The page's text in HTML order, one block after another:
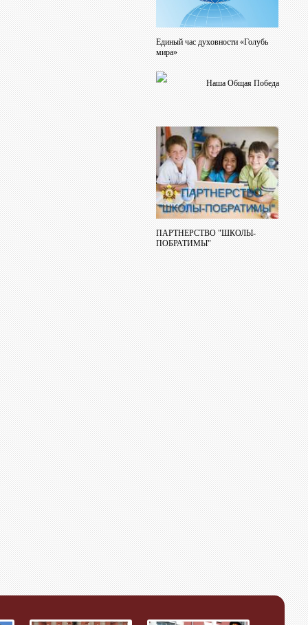
Единый час духовности «Голубь
мира»
Наша Общая Победа
ПАРТНЕРСТВО "ШКОЛЫ-
ПОБРАТИМЫ"